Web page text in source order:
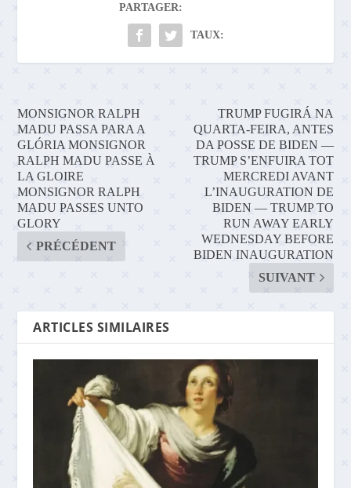
PARTAGER:
TAUX:
MONSIGNOR RALPH
MADU PASSA PARA A
GLÓRIA MONSIGNOR
RALPH MADU PASSE À
LA GLOIRE
MONSIGNOR RALPH
MADU PASSES UNTO
GLORY
PRÉCÉDENT
TRUMP FUGIRÁ NA
QUARTA-FEIRA, ANTES
DA POSSE DE BIDEN —
TRUMP S’ENFUIRA TOT
MERCREDI AVANT
L’INAUGURATION DE
BIDEN — TRUMP TO
RUN AWAY EARLY
WEDNESDAY BEFORE
BIDEN INAUGURATION
SUIVANT
ARTICLES SIMILAIRES